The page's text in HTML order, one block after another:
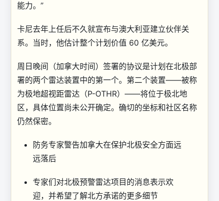
能力。”
卡尼去年上任后不久就宣布与澳大利亚建立伙伴关
系。当时，他估计整个计划价值 60 亿美元。
周日晚间（加拿大时间）签署的协议是计划在北极部
署的两个雷达装置中的第一个。第二个装置——被称
为极地超视距雷达（P-OTHR）——将位于极北地
区，具体位置尚未公开确定。确切的坐标和社区名称
仍然保密。
防务专家警告加拿大在保护北极安全方面远
远落后
专家们对北极预警雷达项目的消息表示欢
迎，并希望了解北方承诺的更多细节